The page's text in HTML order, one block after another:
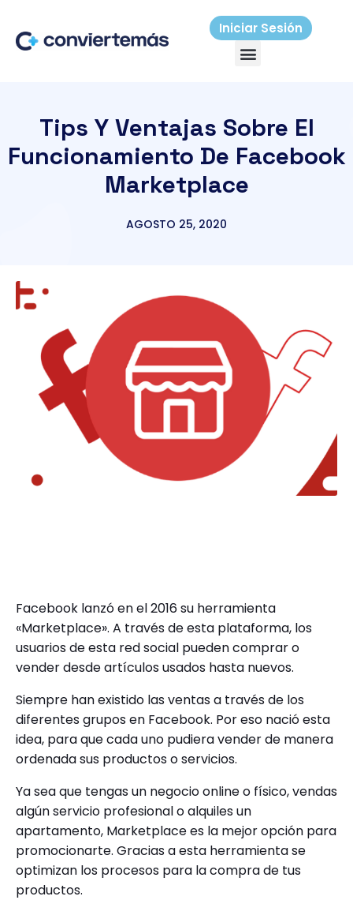
contenido
Iniciar Sesión
Menú
Tips Y Ventajas Sobre El
Funcionamiento De Facebook
Marketplace
AGOSTO 25, 2020
Facebook lanzó en el 2016 su herramienta
«Marketplace». A través de esta plataforma, los
usuarios de esta red social pueden comprar o
vender desde artículos usados hasta nuevos.
Siempre han existido las ventas a través de los
diferentes grupos en Facebook. Por eso nació esta
idea, para que cada uno pudiera vender de manera
ordenada sus productos o servicios.
Ya sea que tengas un negocio online o físico, vendas
algún servicio profesional o alquiles un
apartamento, Marketplace es la mejor opción para
promocionarte. Gracias a esta herramienta se
optimizan los procesos para la compra de tus
productos.